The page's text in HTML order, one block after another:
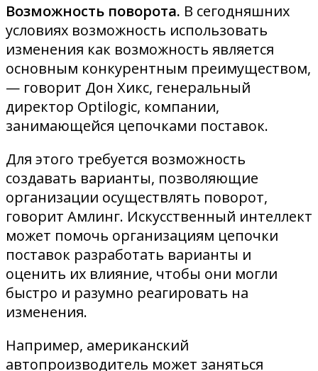
Возможность поворота. В сегодняшних
условиях возможность использовать
изменения как возможность является
основным конкурентным преимуществом,
— говорит Дон Хикс, генеральный
директор Optilogic, компании,
занимающейся цепочками поставок.
Для этого требуется возможность
создавать варианты, позволяющие
организации осуществлять поворот,
говорит Амлинг. Искусственный интеллект
может помочь организациям цепочки
поставок разработать варианты и
оценить их влияние, чтобы они могли
быстро и разумно реагировать на
изменения.
Например, американский
автопроизводитель может заняться